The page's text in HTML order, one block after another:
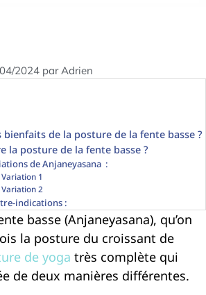
2024 par Adrien
bienfaits de la posture de la fente basse ?
la posture de la fente basse ?
de Anjaneyasana :
Variation 1
Variation 2
indications :
basse (Anjaneyasana), qu’on
la posture du croissant de
de yoga très complète qui
de deux manières différentes.